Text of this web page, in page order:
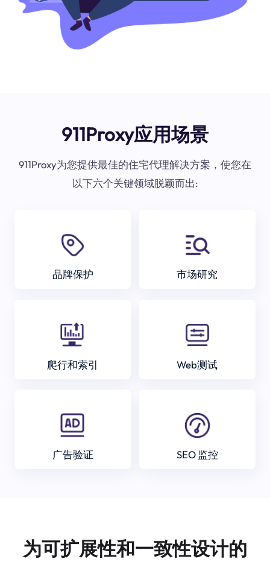
911Proxy应用场景
911Proxy为您提供最佳的住宅代理解决方案，使您在
以下六个关键领域脱颖而出:
品牌保护 市场研究
爬行和索引 Web测试
广告验证 SEO 监控
为可扩展性和一致性设计的